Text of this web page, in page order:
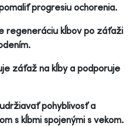
progresiu ochorenia.
regeneráciu kĺbov po záťaži
záťaž na kĺby a podporuje
pohyblivosť a
s kĺbmi spojenými s vekom.